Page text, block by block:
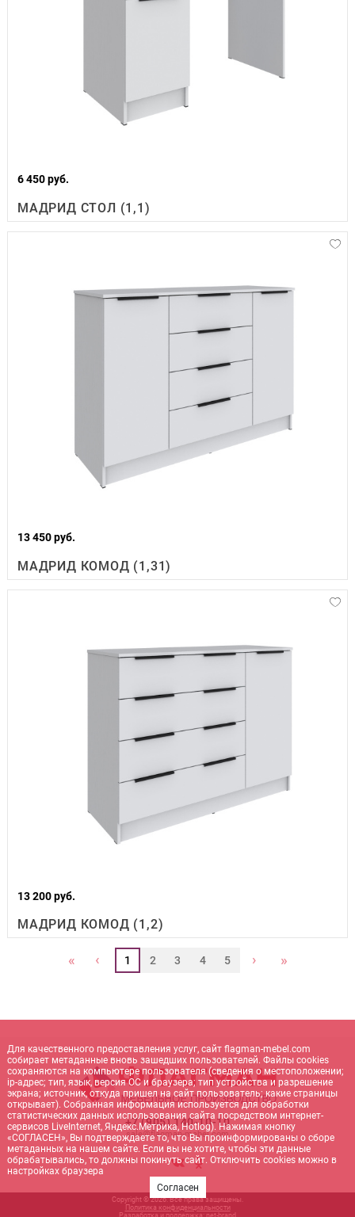
6 450 руб.
МАДРИД СТОЛ (1,1)
13 450 руб.
МАДРИД КОМОД (1,31)
13 200 руб.
МАДРИД КОМОД (1,2)
« ‹ 1 2 3 4 5 › »
+7 (905) 140-10-10
sale@flagman-mebel.com
Copyright © 2026. Все права защищены.
Политика конфиденциальности
Разработка и поддержка: net- brand
Для качественного предоставления услуг, сайт flagman-mebel.com
собирает метаданные вновь зашедших пользователей. Файлы cookies
сохраняются на компьютере пользователя (сведения о местоположении;
ip-адрес; тип, язык, версия ОС и браузера; тип устройства и разрешение
экрана; источник, откуда пришел на сайт пользователь; какие страницы
открывает). Собранная информация используется для обработки
статистических данных использования сайта посредством интернет-
сервисов LiveInternet, Яндекс.Метрика, Hotlog). Нажимая кнопку
«СОГЛАСЕН», Вы подтверждаете то, что Вы проинформированы о сборе
метаданных на нашем сайте. Если вы не хотите, чтобы эти данные
обрабатывались, то должны покинуть сайт. Отключить cookies можно в
настройках браузера
Согласен